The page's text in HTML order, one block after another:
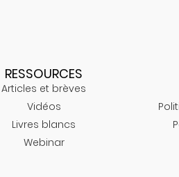
RESSOURCES
Articles et brèves
Vidéos
Livres blancs
Webinar